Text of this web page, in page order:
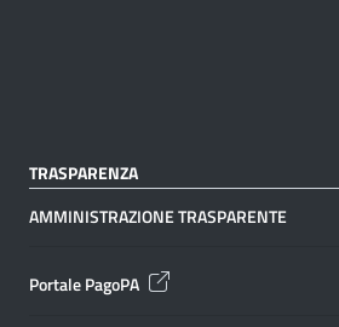
TRASPARENZA
AMMINISTRAZIONE TRASPARENTE
Portale PagoPA